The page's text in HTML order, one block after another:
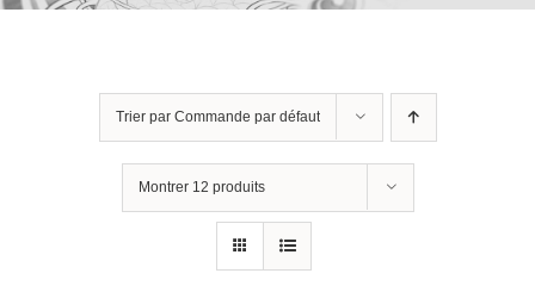
Trier par Commande par défaut
Montrer 12 produits